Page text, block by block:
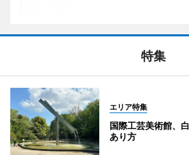
特集
エリア特集
国際工芸美術館、
あり方